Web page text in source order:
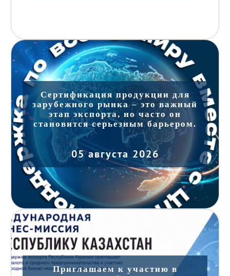
Сертификация продукции для
зарубежного рынка – это важный
этап экспорта, но часто он
становится серьезным барьером.
05 августа 2026
Приглашаем к участию в